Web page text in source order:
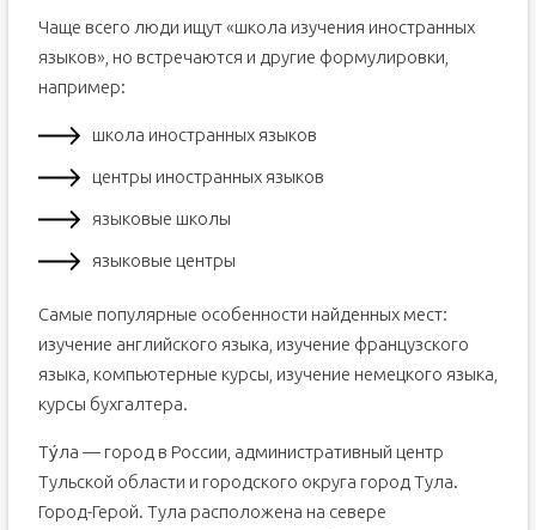
Чаще всего люди ищут «школа изучения иностранных
языков», но встречаются и другие формулировки,
например:
школа иностранных языков
центры иностранных языков
языковые школы
языковые центры
Самые популярные особенности найденных мест:
изучение английского языка, изучение французского
языка, компьютерные курсы, изучение немецкого языка,
курсы бухгалтера.
Ту́ла — город в России, административный центр
Тульской области и городского округа город Тула.
Город-Герой. Тула расположена на севере